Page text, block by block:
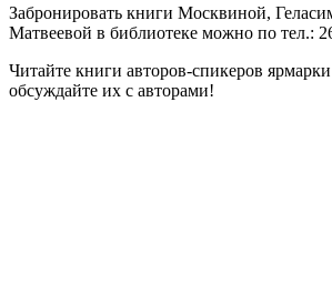
Забронировать книги Москвиной,
Матвеевой в библиотеке можно по тел.:
Читайте книги авторов-спикеров
обсуждайте их с авторами!